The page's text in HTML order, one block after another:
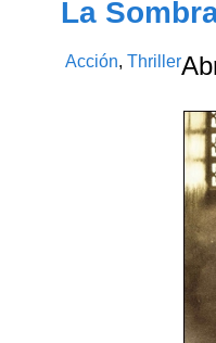
La
Acción,Thriller